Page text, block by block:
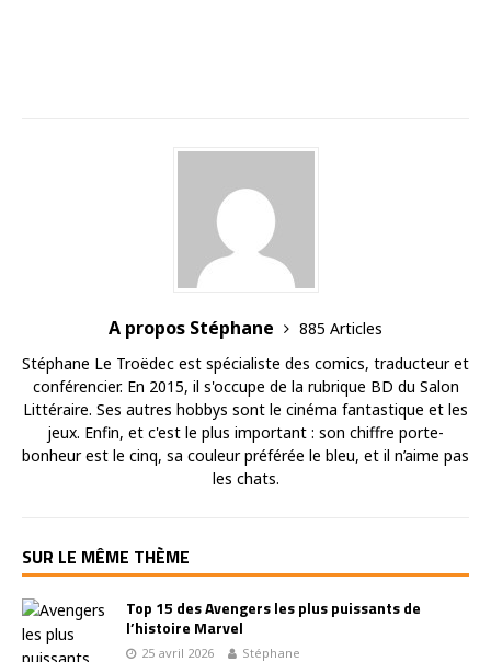
A propos Stéphane
885 Articles
Stéphane Le Troëdec est spécialiste des comics, traducteur et
conférencier. En 2015, il s'occupe de la rubrique BD du Salon
Littéraire. Ses autres hobbys sont le cinéma fantastique et les
jeux. Enfin, et c'est le plus important : son chiffre porte-
bonheur est le cinq, sa couleur préférée le bleu, et il n’aime pas
les chats.
SUR LE MÊME THÈME
Top 15 des Avengers les plus puissants de
l’histoire Marvel
25 avril 2026 Stéphane